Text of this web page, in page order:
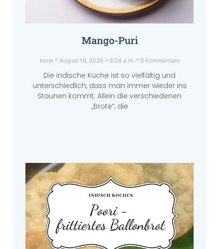
Mango-Puri
Irene August 16, 2020 6:24 a.m. 6 Kommentare
Die indische Küche ist so vielfältig und
unterschiedlich, dass man immer wieder ins
Staunen kommt. Allein die verschiedenen
„Brote“, die